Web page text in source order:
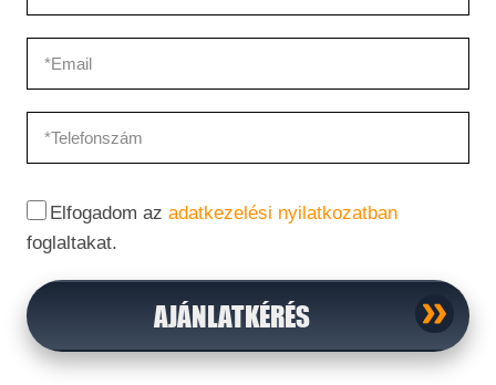
Elfogadom az adatkezelési nyilatkozatban
foglaltakat.
AJÁNLATKÉRÉS